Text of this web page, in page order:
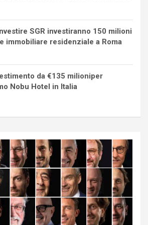
SGR investiranno 150 milioni
immobiliare residenziale a Roma
da €135 milioniper
Nobu Hotel in Italia